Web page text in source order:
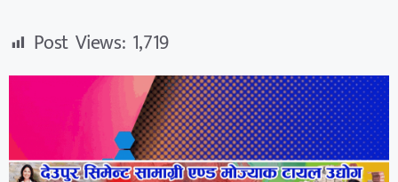
Post Views: 1,719